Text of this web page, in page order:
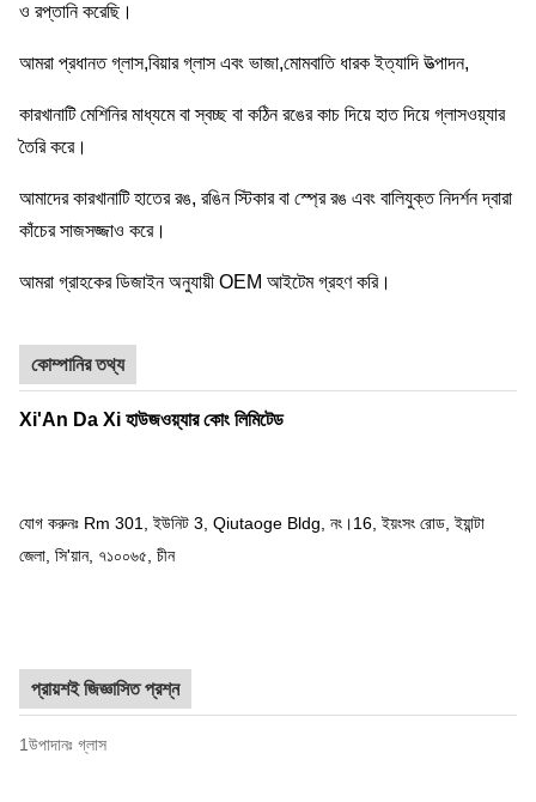
ও রপ্তানি করেছি।
আমরা প্রধানত গ্লাস,বিয়ার গ্লাস এবং ভাজা,মোমবাতি ধারক ইত্যাদি উত্পাদন,
কারখানাটি মেশিনির মাধ্যমে বা স্বচ্ছ বা কঠিন রঙের কাচ দিয়ে হাত দিয়ে গ্লাসওয়্যার
তৈরি করে।
আমাদের কারখানাটি হাতের রঙ, রঙিন স্টিকার বা স্প্রে রঙ এবং বালিযুক্ত নিদর্শন দ্বারা
কাঁচের সাজসজ্জাও করে।
আমরা গ্রাহকের ডিজাইন অনুযায়ী OEM আইটেম গ্রহণ করি।
কোম্পানির তথ্য
Xi'An Da Xi হাউজওয়্যার কোং লিমিটেড
যোগ করুনঃ Rm 301, ইউনিট 3, Qiutaoge Bldg, নং।16, ইয়ংসং রোড, ইয়ান্টা
জেলা, সি'য়ান, ৭১০০৬৫, চীন
প্রায়শই জিজ্ঞাসিত প্রশ্ন
1উপাদানঃ গ্লাস